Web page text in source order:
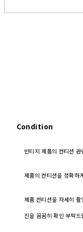
Condition
빈티지 제품의 컨티션
제품의 컨티션을 정확하
제품 컨티션을 자세히
진을 꼼꼼히 확인 부탁드